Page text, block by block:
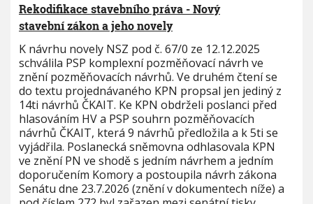
Rekodifikace stavebního práva - Nový
stavební zákon a jeho novely
K návrhu novely NSZ pod č. 67/0 ze 12.12.2025
schválila PSP komplexní pozměňovací návrh ve
znění pozměňovacích návrhů. Ve druhém čtení se
do textu projednávaného KPN propsal jen jediný z
14ti návrhů ČKAIT. Ke KPN obdrželi poslanci před
hlasováním HV a PSP souhrn pozměňovacích
návrhů ČKAIT, která 9 návrhů předložila a k 5ti se
vyjádřila. Poslanecká sněmovna odhlasovala KPN
ve znění PN ve shodě s jedním návrhem a jedním
doporučením Komory a postoupila návrh zákona
Senátu dne 23.7.2026 (znění v dokumentech níže) a